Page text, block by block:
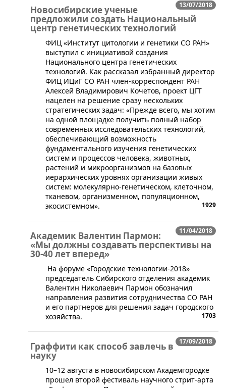
13/07/2018
Новосибирские ученые
предложили создать Национальный
центр генетических технологий
​ФИЦ «Институт цитологии и генетики СО РАН»
выступил с инициативой создания
Национального центра генетических
технологий. Как рассказал избранный директор
ФИЦ ИЦиГ СО РАН член-корреспондент РАН
Алексей Владимирович Кочетов, проект ЦГТ
нацелен на решение сразу нескольких
стратегических задач: «Прежде всего, мы хотим
на одной площадке получить полный набор
современных исследовательских технологий,
обеспечивающий возможность
фундаментального изучения генетических
систем и процессов человека, животных,
растений и микроорганизмов на базовых
иерархических уровнях организации живых
систем: молекулярно-генетическом, клеточном,
тканевом, организменном, популяционном,
экосистемном».
1929
11/04/2018
Академик Валентин Пармон:
«Мы должны создавать перспективы на
30-40 лет вперед»
На форуме «Городские технологии-2018»
председатель Сибирского отделения академик
Валентин Николаевич Пармон обозначил
направления развития сотрудничества СО РАН
и его партнеров для решения задач городского
хозяйства.
1703
17/09/2018
Граффити как способ завлечь в
науку
​10–12 августа в новосибирском Академгородке
прошел второй фестиваль научного стрит-арта